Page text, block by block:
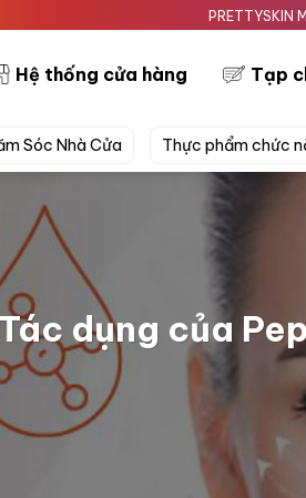
PRETTYSKIN MỸ PHẨM
Hệ thống cửa hàng Tạp
Sóc Nhà Cửa Thực phẩm chức
dụng của